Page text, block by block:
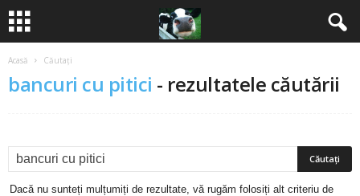
Acasă Căutați
bancuri cu pitici - rezultatele căutării
Dacă nu sunteți mulțumiți de rezultate, vă rugăm folosiți alt criteriu de